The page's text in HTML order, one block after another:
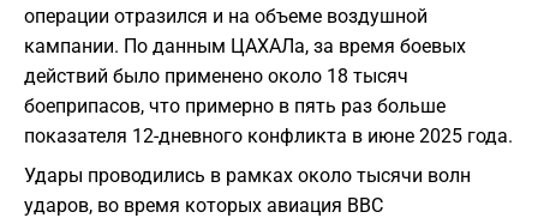
операции отразился и на объеме воздушной
кампании. По данным ЦАХАЛа, за время боевых
действий было применено около 18 тысяч
боеприпасов, что примерно в пять раз больше
показателя 12-дневного конфликта в июне 2025 года.
Удары проводились в рамках около тысячи волн
ударов, во время которых авиация ВВС